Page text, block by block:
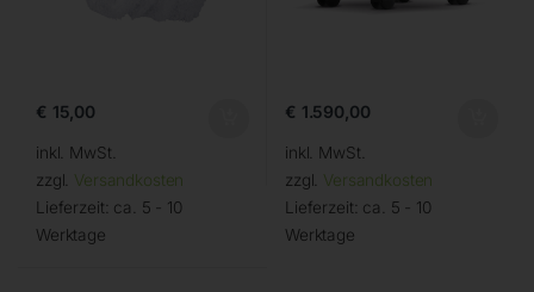
€ 15,00
inkl. MwSt.
zzgl. Versandkosten
Lieferzeit: ca. 5 - 10
Werktage
€ 1.590,00
inkl. MwSt.
zzgl. Versandkosten
Lieferzeit: ca. 5 - 10
Werktage